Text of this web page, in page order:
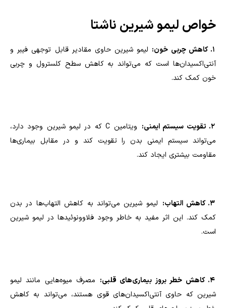
خواص لیمو شیرین ناشتا
1. کاهش چربی خون:
لیمو شیرین حاوی مقادیر قابل توجهی فیبر و
آنتی‌اکسیدان‌ها است که می‌تواند به کاهش سطح کلسترول و چربی
خون کمک کند.
2. تقویت سیستم ایمنی:
ویتامین C که در لیمو شیرین وجود دارد،
می‌تواند سیستم ایمنی بدن را تقویت کند و در مقابل بیماری‌ها
مقاومت بیشتری ایجاد کند.
3. کاهش التهاب:
لیمو شیرین می‌تواند به کاهش التهاب‌ها در بدن
کمک کند. این اثر مفید به خاطر وجود فلاوونوئیدها در لیمو شیرین
است.
4. کاهش خطر بروز بیماری‌های قلبی:
مصرف میوه‌هایی مانند لیمو
شیرین که حاوی آنتی‌اکسیدان‌های قوی هستند، می‌تواند به کاهش